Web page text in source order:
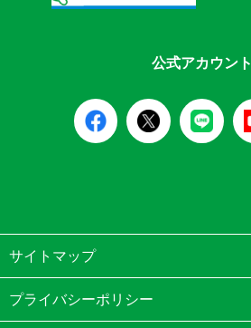
公式アカウント
サイトマップ
プライバシーポリシー